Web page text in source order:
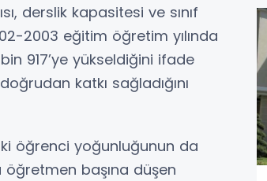
derslik kapasitesi ve sınıf
2003 eğitim öğretim yılında
917’ye yükseldiğini ifade
katkı sağladığını
öğrenci yoğunluğunun da
öğretmen başına düşen